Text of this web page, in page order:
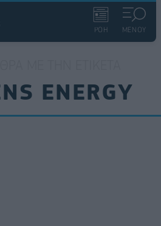
ΡΟΗ ΜΕΝΟΥ
ENERGY